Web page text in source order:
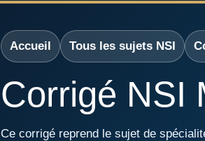
Accueil Tous les sujets NSI
Corrigé NSI
Ce corrigé reprend le sujet de